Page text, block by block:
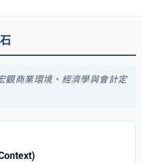
觀商業環境、經濟學與會計定